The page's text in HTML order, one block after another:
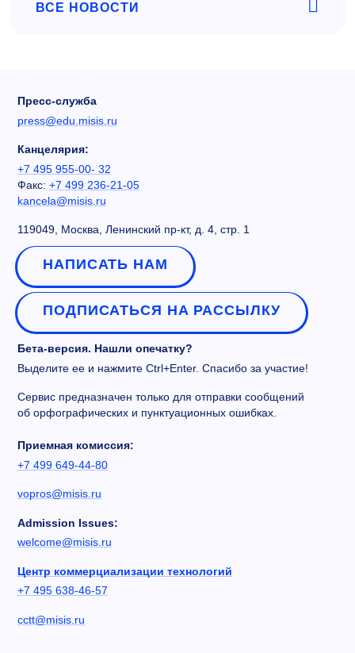
ВСЕ НОВОСТИ
Пресс-служба
press@edu.misis.ru
Канцелярия:
+7 495 955-00- 32
Факс: +7 499 236-21-05
kancela@misis.ru
119049, Москва, Ленинский пр-кт, д. 4, стр. 1
НАПИСАТЬ НАМ
ПОДПИСАТЬСЯ НА РАССЫЛКУ
Бета-версия. Нашли опечатку?
Выделите ее и нажмите Ctrl+Enter. Спасибо за участие!
Сервис предназначен только для отправки сообщений
об орфографических и пунктуационных ошибках.
Приемная комиссия:
+7 499 649-44-80
vopros@misis.ru
Admission Issues:
welcome@misis.ru
Центр коммерциализации технологий
+7 495 638-46-57
cctt@misis.ru